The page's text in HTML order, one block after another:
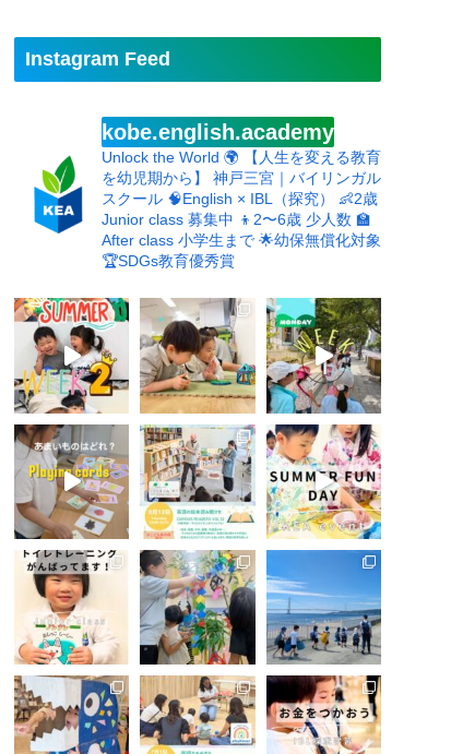
Instagram Feed
kobe.english.academy
Unlock the World 🌍 【人生を変える教育
を幼児期から】
神戸三宮｜バイリンガル
スクール 🧠English × IBL（探究）
👶2歳
Junior class 募集中 👦2〜6歳 少人数 🏫
After class 小学生まで 🌟幼保無償化対象
🏆SDGs教育優秀賞